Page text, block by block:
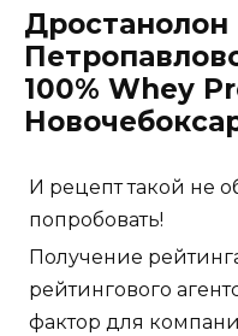
Дростанолон
100% Whey
И рецепт такой не
попробовать!
Получение
рейтингового
фактор для